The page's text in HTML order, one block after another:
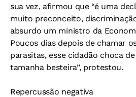
sua vez, afirmou que “é uma
muito preconceito,
absurdo um ministro da
Poucos dias depois de chamar
parasitas, esse cidadão choca
tamanha besteira”, protestou.
Repercussão negativa